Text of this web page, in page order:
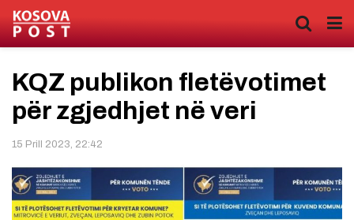
KQZ publikon fletëvotimet
për zgjedhjet në veri
15 Prill 2023, 22:42